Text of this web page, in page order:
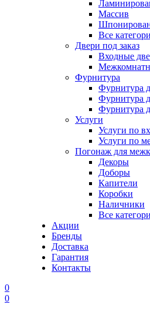
Массив
Все
Двери под заказ
Входные
Фурнитура
Фурнитура
Фурнитура
Фурнитура
Услуги
Услуги по
Услуги по
Погонаж для
Декоры
Доборы
Капители
Коробки
Наличники
Все
Акции
Бренды
Доставка
Гарантия
Контакты
0
0